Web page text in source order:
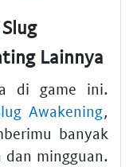
Lainnya
di game ini.
Awakening,
banyak
dan mingguan.